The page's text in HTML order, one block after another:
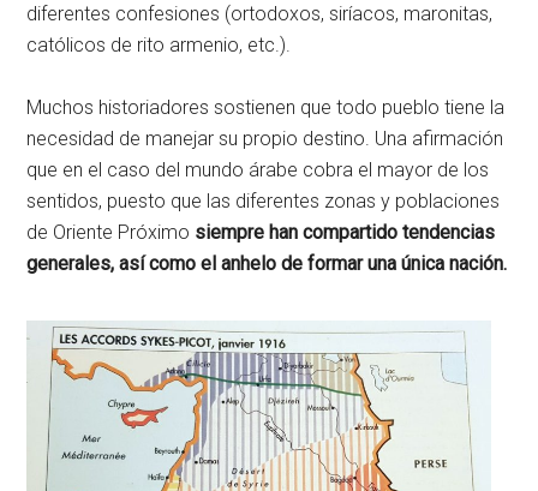
diferentes confesiones (ortodoxos, siríacos, maronitas,
católicos de rito armenio, etc.).
Muchos historiadores sostienen que todo pueblo tiene la
necesidad de manejar su propio destino. Una afirmación
que en el caso del mundo árabe cobra el mayor de los
sentidos, puesto que las diferentes zonas y poblaciones
de Oriente Próximo siempre han compartido tendencias
generales, así como el anhelo de formar una única nación.